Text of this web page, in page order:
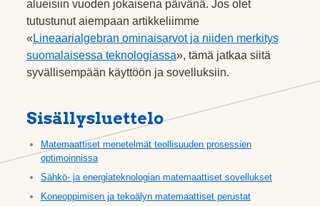
alueisiin vuoden jokaisena päivänä. Jos olet
tutustunut aiempaan artikkeliimme
« Lineaarialgebran ominaisarvot ja niiden merkitys
suomalaisessa teknologiassa», tämä jatkaa siitä
syvällisempään käyttöön ja sovelluksiin.
Sisällysluettelo
Matemaattiset menetelmät teollisuuden prosessien
optimoinnissa
Sähkö- ja energiateknologian matemaattiset sovellukset
Koneoppimisen ja tekoälyn matemaattiset perustat